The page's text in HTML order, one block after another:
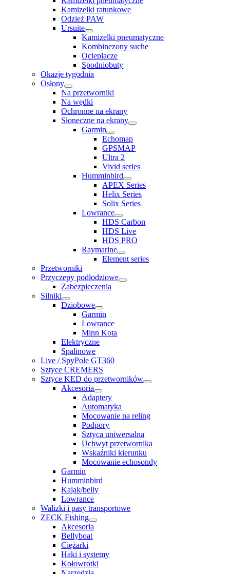
Kamizelki ratunkowe
Odzież PAW
Ursuite
Kamizelki pneumatyczne
Kombinezony suche
Ocieplacze
Spodniobuty
Okazje tygodnia
Osłony
Na przetworniki
Na wędki
Ochronne na ekrany
Słoneczne na ekrany
Garmin
Echomap
GPSMAP
Ultra 2
Vivid series
Humminbird
APEX Series
Helix Series
Solix Series
Lowrance
HDS Carbon
HDS Live
HDS PRO
Raymarine
Element series
Przetworniki
Przyczepy podłodziowe
Zabezpieczenia
Silniki
Dziobowe
Garmin
Lowrance
Minn Kota
Elektryczne
Spalinowe
Live / SpyPole GT360
Sztyce CREMERS
Sztyce KED do przetworników
Akcesoria
Adaptery
Automatyka
Mocowanie na reling
Podpory
Sztyca uniwersalna
Uchwyt przetwornika
Wskaźniki kierunku
Mocowanie echosondy
Garmin
Humminbird
Kajak/belly
Lowrance
Walizki i pasy transportowe
ZECK Fishing
Akcesoria
Bellyboat
Ciężarki
Haki i systemy
Kołowrotki